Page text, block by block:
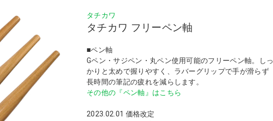
タチカワ
タチカワ フリーペン軸
■ペン軸
Gペン・サジペン・丸ペン使用可能のフリーペン軸。しっ
かりと太めで握りやすく、ラバーグリップで手が滑らず
長時間の筆記の疲れを減らします。
その他の『ペン軸』はこちら
2023.02.01 価格改定